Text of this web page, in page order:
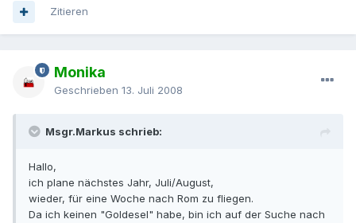
Zitieren
Monika
Geschrieben 13. Juli 2008
Msgr.Markus schrieb:
Hallo,
ich plane nächstes Jahr, Juli/August,
wieder, für eine Woche nach Rom zu fliegen.
Da ich keinen "Goldesel" habe, bin ich auf der Suche nach